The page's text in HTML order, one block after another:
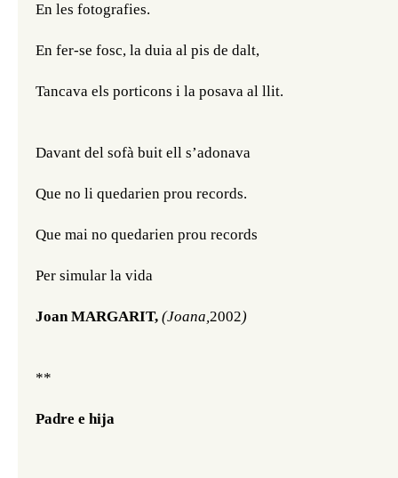
En les fotografies.
En fer-se fosc, la duia al pis de dalt,
Tancava els porticons i la posava al llit.
Davant del sofà buit ell s’adonava
Que no li quedarien prou records.
Que mai no quedarien prou records
Per simular la vida
Joan MARGARIT, (Joana,2002)
**
Padre e hija